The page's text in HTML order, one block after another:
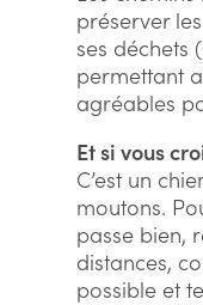
préserver
ses déchets
permettant
agréables
Et si vous
C’est un
moutons.
passe bien,
distances,
possible et